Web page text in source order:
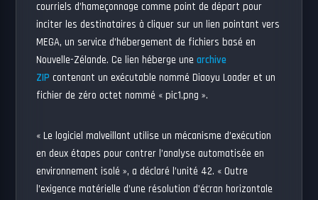
courriels d’hameçonnage comme point de départ pour
inciter les destinataires à cliquer sur un lien pointant vers
MEGA, un service d’hébergement de fichiers basé en
Nouvelle-Zélande. Ce lien héberge unearchive
ZIP contenant un exécutable nommé Diaoyu Loader et un
fichier de zéro octet nommé « pic1.png ».
« Le logiciel malveillant utilise un mécanisme d’exécution
en deux étapes pour contrer l’analyse automatisée en
environnement isolé », a déclaré l’unité 42. « Outre
l’exigence matérielle d’une résolution d’écran horizontale